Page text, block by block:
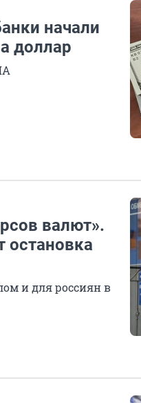
начали
доллар
валют».
остановка
и для россиян в